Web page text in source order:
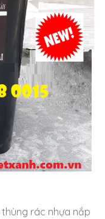
rác nhựa nắp